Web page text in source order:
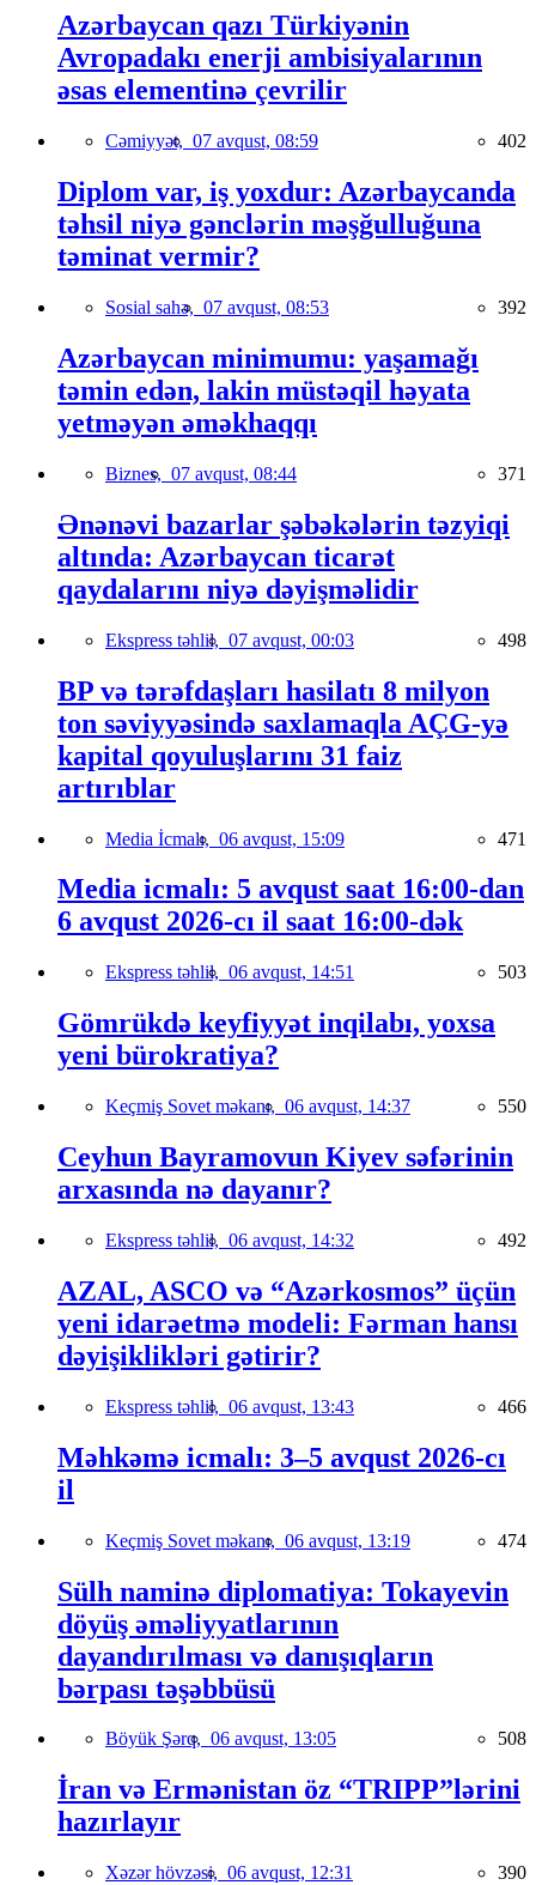
Azərbaycan qazı Türkiyənin
Avropadakı enerji ambisiyalarının
əsas elementinə çevrilir
Cəmiyyət, 07 avqust, 08:59 402
Diplom var, iş yoxdur: Azərbaycanda
təhsil niyə gənclərin məşğulluğuna
təminat vermir?
Sosial sahə, 07 avqust, 08:53 392
Azərbaycan minimumu: yaşamağı
təmin edən, lakin müstəqil həyata
yetməyən əməkhaqqı
Biznes, 07 avqust, 08:44 371
Ənənəvi bazarlar şəbəkələrin təzyiqi
altında: Azərbaycan ticarət
qaydalarını niyə dəyişməlidir
Ekspress təhlil, 07 avqust, 00:03 498
BP və tərəfdaşları hasilatı 8 milyon
ton səviyyəsində saxlamaqla AÇG-yə
kapital qoyuluşlarını 31 faiz
artırıblar
Media İcmalı, 06 avqust, 15:09 471
Media icmalı: 5 avqust saat 16:00-dan
6 avqust 2026-cı il saat 16:00-dək
Ekspress təhlil, 06 avqust, 14:51 503
Gömrükdə keyfiyyət inqilabı, yoxsa
yeni bürokratiya?
Keçmiş Sovet məkanı, 06 avqust, 14:37 550
Ceyhun Bayramovun Kiyev səfərinin
arxasında nə dayanır?
Ekspress təhlil, 06 avqust, 14:32 492
AZAL, ASCO və “Azərkosmos” üçün
yeni idarəetmə modeli: Fərman hansı
dəyişiklikləri gətirir?
Ekspress təhlil, 06 avqust, 13:43 466
Məhkəmə icmalı: 3–5 avqust 2026-cı
il
Keçmiş Sovet məkanı, 06 avqust, 13:19 474
Sülh naminə diplomatiya: Tokayevin
döyüş əməliyyatlarının
dayandırılması və danışıqların
bərpası təşəbbüsü
Böyük Şərq, 06 avqust, 13:05 508
İran və Ermənistan öz “TRIPP”lərini
hazırlayır
Xəzər hövzəsi, 06 avqust, 12:31 390